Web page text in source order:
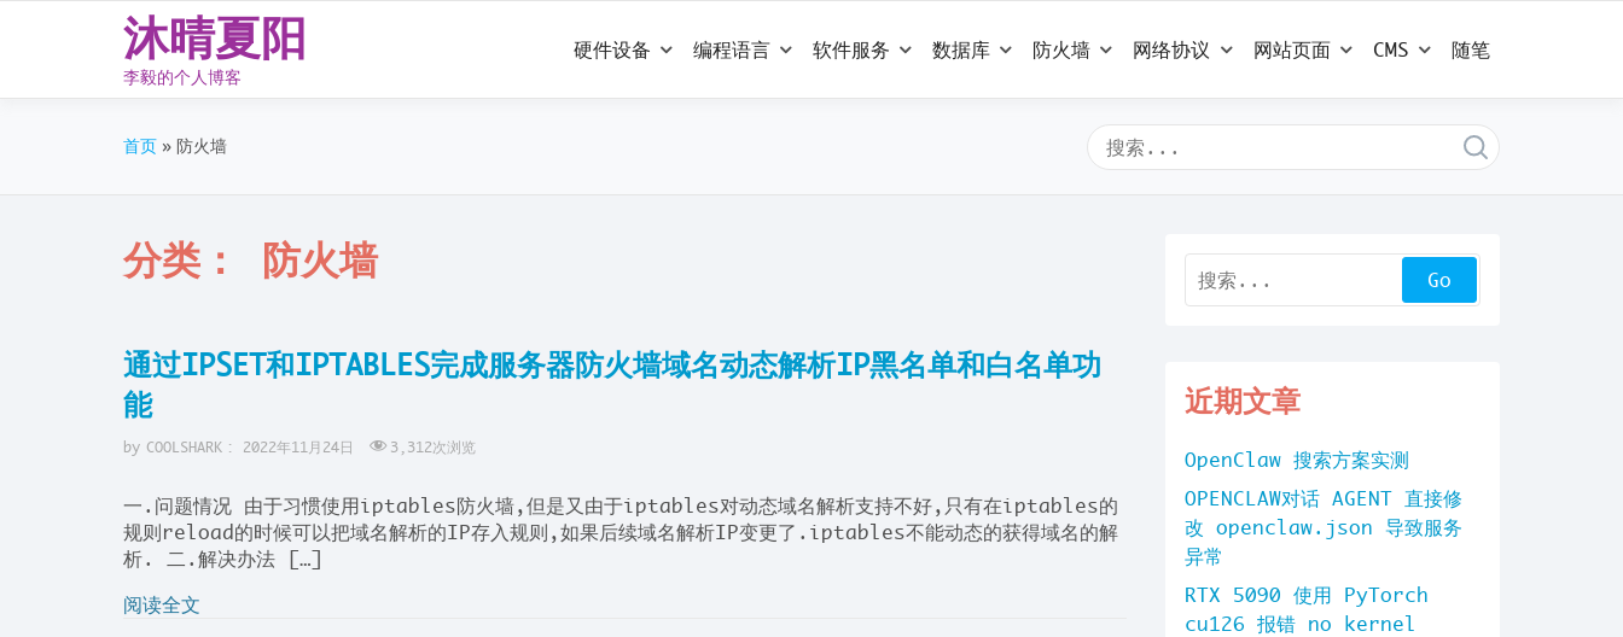
沐晴夏阳
李毅的个人博客
硬件设备 编程语言 软件服务 数据库 防火墙 网络协议 网站页面 CMS 随笔
首页 防火墙
分类： 防火墙
通过IPSET和IPTABLES完成服务器防火墙域名动态解析IP黑名单和白名单功
能
by COOLSHARK : 2022年11月24日 3,312次浏览
一.问题情况 由于习惯使用iptables防火墙,但是又由于iptables对动态域名解析支持不好,只有在iptables的
规则reload的时候可以把域名解析的IP存入规则,如果后续域名解析IP变更了.iptables不能动态的获得域名的解
析. 二.解决办法 […]
阅读全文
近期文章
OpenClaw 搜索方案实测
OPENCLAW对话 AGENT 直接修
改 openclaw.json 导致服务
异常
RTX 5090 使用 PyTorch
cu126 报错 no kernel